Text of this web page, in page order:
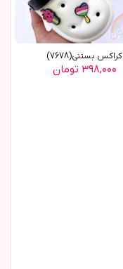
کراکس بستنی(7678)
۳۹۸,۰۰۰ تومان